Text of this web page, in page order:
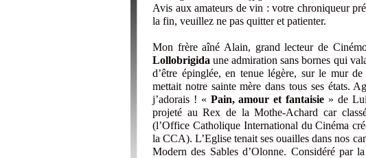
Avis aux amateurs de vin : votre chroniqueur
la fin, veuillez ne pas quitter et patienter.
Mon frère aîné Alain, grand lecteur de
Lollobrigida une admiration sans bornes qui
d’être épinglée, en tenue légère, sur le mur
mettait notre sainte mère dans tous ses états.
j’adorais ! « Pain, amour et fantaisie » de
projeté au Rex de la Mothe-Achard car
(l’Office Catholique International du Cinéma
la CCA). L’Eglise tenait ses ouailles dans nos
Modern des Sables d’Olonne. Considéré par